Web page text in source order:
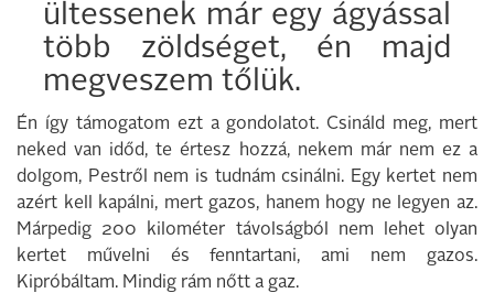
ültessenek már egy ágyással
több zöldséget, én majd
megveszem tőlük.
Én így támogatom ezt a gondolatot. Csináld meg, mert
neked van időd, te értesz hozzá, nekem már nem ez a
dolgom, Pestről nem is tudnám csinálni. Egy kertet nem
azért kell kapálni, mert gazos, hanem hogy ne legyen az.
Márpedig 200 kilométer távolságból nem lehet olyan
kertet művelni és fenntartani, ami nem gazos.
Kipróbáltam. Mindig rám nőtt a gaz.